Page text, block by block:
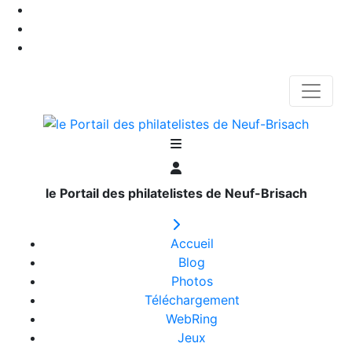
le Portail des philatelistes de Neuf-Brisach
Accueil
Blog
Photos
Téléchargement
WebRing
Jeux